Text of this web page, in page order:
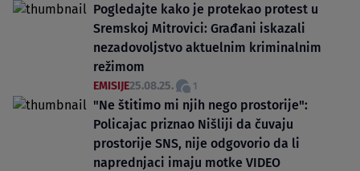
Pogledajte kako je protekao protest u
Sremskoj Mitrovici: Građani iskazali
nezadovoljstvo aktuelnim kriminalnim
režimom
EMISIJE25.08.25. 1
"Ne štitimo mi njih nego prostorije":
Policajac priznao Nišliji da čuvaju
prostorije SNS, nije odgovorio da li
naprednjaci imaju motke VIDEO